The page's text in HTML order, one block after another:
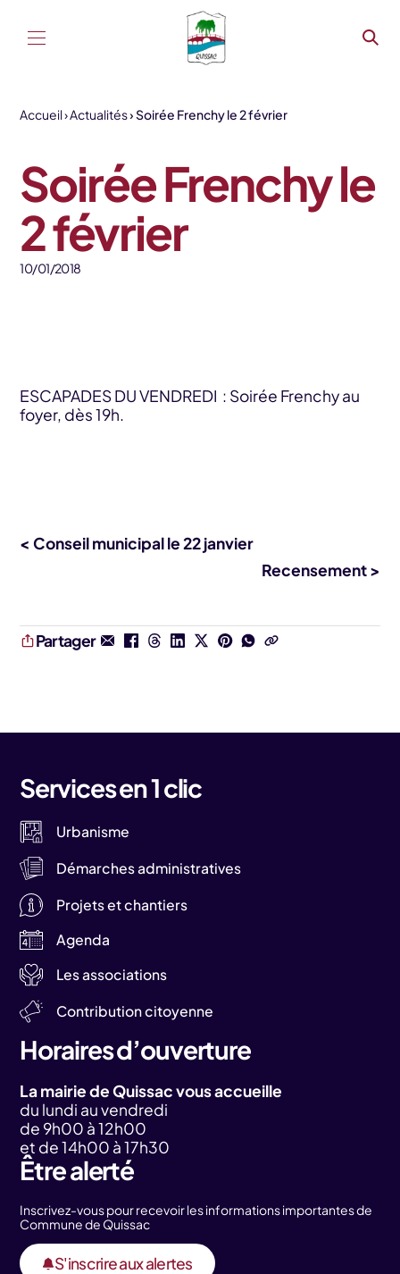
Accueil Actualités Soirée Frenchy le 2 février
Soirée Frenchy le
2 février
10/01/2018
ESCAPADES DU VENDREDI : Soirée Frenchy au
foyer, dès 19h.
< Conseil municipal le 22 janvier
Recensement >
Partager
Services en 1 clic
Urbanisme
Démarches administratives
Projets et chantiers
Agenda
Les associations
Contribution citoyenne
Horaires d’ouverture
La mairie de Quissac vous accueille
du lundi au vendredi
de 9h00 à 12h00
et de 14h00 à 17h30
Être alerté
Inscrivez-vous pour recevoir les informations importantes de
Commune de Quissac
S'inscrire aux alertes